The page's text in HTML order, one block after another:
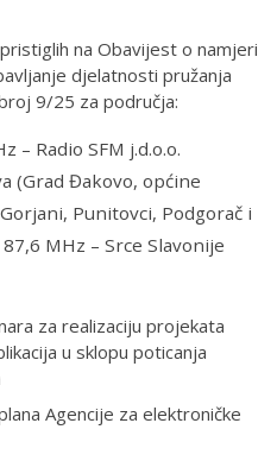
na Obavijest o namjeri
djelatnosti pružanja
9/25 za područja:
– Radio SFM j.d.o.o.
(Grad Đakovo, općine
Punitovci, Podgorač i
MHz – Srce Slavonije
za realizaciju projekata
u sklopu poticanja
Agencije za elektroničke